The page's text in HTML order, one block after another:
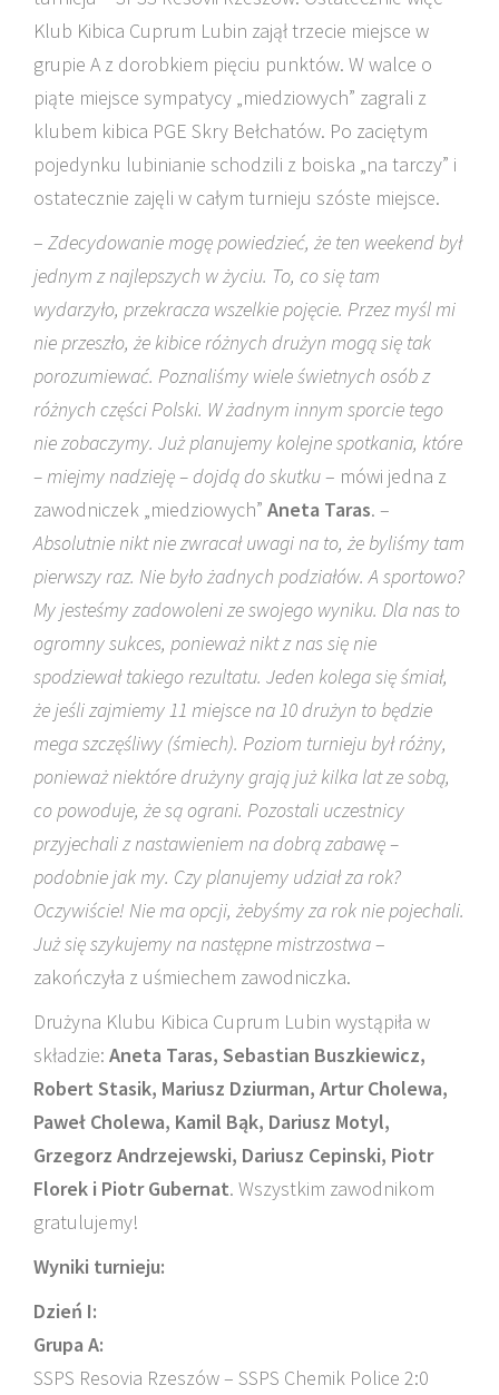
Klub Kibica Cuprum Lubin zajął trzecie miejsce w
grupie A z dorobkiem pięciu punktów. W walce o
piąte miejsce sympatycy „miedziowych” zagrali z
klubem kibica PGE Skry Bełchatów. Po zaciętym
pojedynku lubinianie schodzili z boiska „na tarczy” i
ostatecznie zajęli w całym turnieju szóste miejsce.
– Zdecydowanie mogę powiedzieć, że ten weekend był
jednym z najlepszych w życiu. To, co się tam
wydarzyło, przekracza wszelkie pojęcie. Przez myśl mi
nie przeszło, że kibice różnych drużyn mogą się tak
porozumiewać. Poznaliśmy wiele świetnych osób z
różnych części Polski. W żadnym innym sporcie tego
nie zobaczymy. Już planujemy kolejne spotkania, które
– miejmy nadzieję – dojdą do skutku– mówi jedna z
zawodniczek „miedziowych” Aneta Taras. –
Absolutnie nikt nie zwracał uwagi na to, że byliśmy tam
pierwszy raz. Nie było żadnych podziałów. A sportowo?
My jesteśmy zadowoleni ze swojego wyniku. Dla nas to
ogromny sukces, ponieważ nikt z nas się nie
spodziewał takiego rezultatu. Jeden kolega się śmiał,
że jeśli zajmiemy 11 miejsce na 10 drużyn to będzie
mega szczęśliwy (śmiech). Poziom turnieju był różny,
ponieważ niektóre drużyny grają już kilka lat ze sobą,
co powoduje, że są ograni. Pozostali uczestnicy
przyjechali z nastawieniem na dobrą zabawę –
podobnie jak my. Czy planujemy udział za rok?
Oczywiście! Nie ma opcji, żebyśmy za rok nie pojechali.
Już się szykujemy na następne mistrzostwa–
zakończyła z uśmiechem zawodniczka.
Drużyna Klubu Kibica Cuprum Lubin wystąpiła w
składzie: Aneta Taras, Sebastian Buszkiewicz,
Robert Stasik, Mariusz Dziurman, Artur Cholewa,
Paweł Cholewa, Kamil Bąk, Dariusz Motyl,
Grzegorz Andrzejewski, Dariusz Cepinski, Piotr
Florek i Piotr Gubernat. Wszystkim zawodnikom
gratulujemy!
Wyniki turnieju:
Dzień I:
Grupa A:
SSPS Resovia Rzeszów – SSPS Chemik Police 2:0